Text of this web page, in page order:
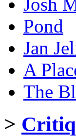
Pond
Jan
A
The
>